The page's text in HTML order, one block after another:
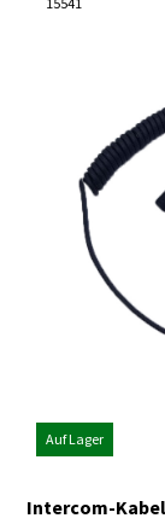
Auf Lager
Intercom-Kabel